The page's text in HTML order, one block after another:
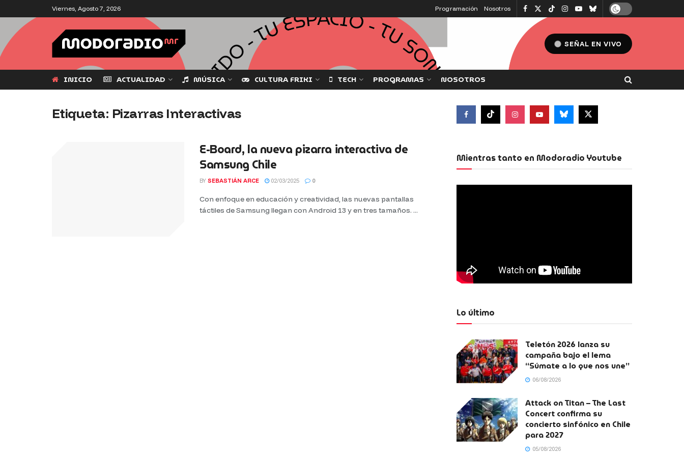
Viernes, Agosto 7, 2026 Programación Nosotros
SEÑAL EN VIVO
INICIO ACTUALIDAD MÚSICA CULTURA FRIKI TECH PROGRAMAS NOSOTROS
Etiqueta: Pizarras Interactivas
E-Board, la nueva pizarra interactiva de
Samsung Chile
BY SEBASTIÁN ARCE 02/03/2025 0
Con enfoque en educación y creatividad, las nuevas pantallas
táctiles de Samsung llegan con Android 13 y en tres tamaños. ...
Mientras tanto en Modoradio Youtube
Lo último
Teletón 2026 lanza su
campaña bajo el lema
“Súmate a lo que nos une”
06/08/2026
Attack on Titan – The Last
Concert confirma su
concierto sinfónico en Chile
para 2027
05/08/2026